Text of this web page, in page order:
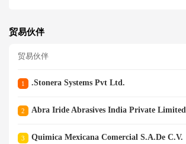
贸易伙伴
贸易伙伴
1 .stonera Systems Pvt Ltd.
2 Abra Iride Abrasives India Private Limited
3 Quimica Mexicana Comercial S.a.de C.v.